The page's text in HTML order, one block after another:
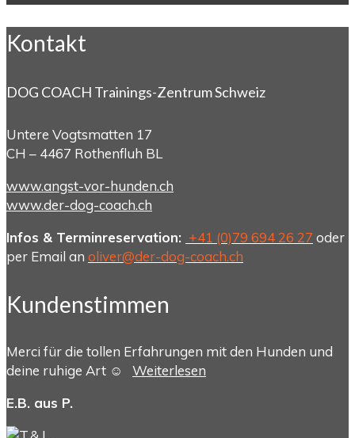
Kontakt
DOG COACH Trainings-Zentrum Schweiz
Untere Vogtsmatten 17
CH – 4467 Rothenfluh BL
www.angst-vor-hunden.ch
www.der-dog-coach.ch
Infos & Terminreservation: +41 (0)79 694 26 27 oder
per Email an oliver@der-dog-coach.ch
Kundenstimmen
Merci für die tollen Erfahrungen mit den Hunden und
deine ruhige Art ☺️ Weiterlesen
E.B. aus P.